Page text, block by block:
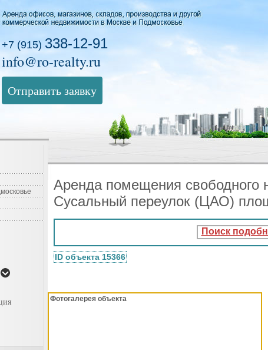
+7 (915) 338-12-91
info@ro-realty.ru
Отправить заявку
Аренда помещения свободного
Сусальный переулок (ЦАО)
Поиск
ID объекта 15366
Фотогалерея объекта